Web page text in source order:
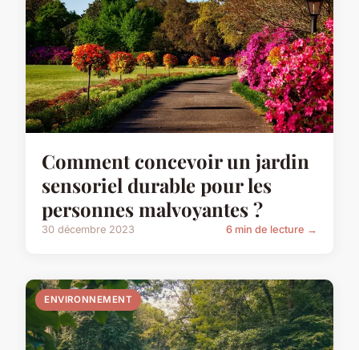
Comment concevoir un jardin
sensoriel durable pour les
personnes malvoyantes ?
30 décembre 2023 6 min de lecture →
ENVIRONNEMENT